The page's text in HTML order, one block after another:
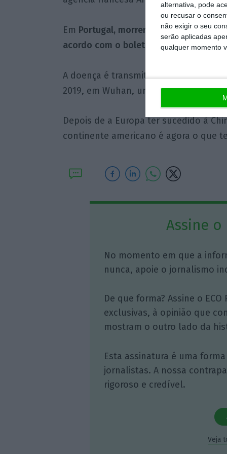
alternativa, pode
ou recusar o
não exigir o seu
serão aplicadas
qualquer momento
Em Portugal, morreram 2.316 pessoas
acordo com o boletim mais recente da
A doença é transmitida por um novo
2019, em Wuhan, uma cidade do
Depois de a Europa ter sucedido à
continente americano é agora o que
Assine o
No momento em que a
nunca, apoie o jornalismo
De que forma? Assine o
exclusivas, à opinião que
mostram o outro lado da
Esta assinatura é uma
jornalistas. A nossa
rigoroso e credível.
Veja